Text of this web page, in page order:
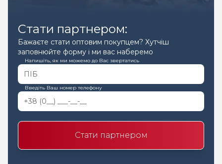
Стати партнером:
Бажаєте стати оптовим покупцем? Хутчіш
заповнюйте форму і ми вас наберемо
Напишіть, як ми можемо до Вас звертатись
Введіть Ваш номер телефону
Стати партнером